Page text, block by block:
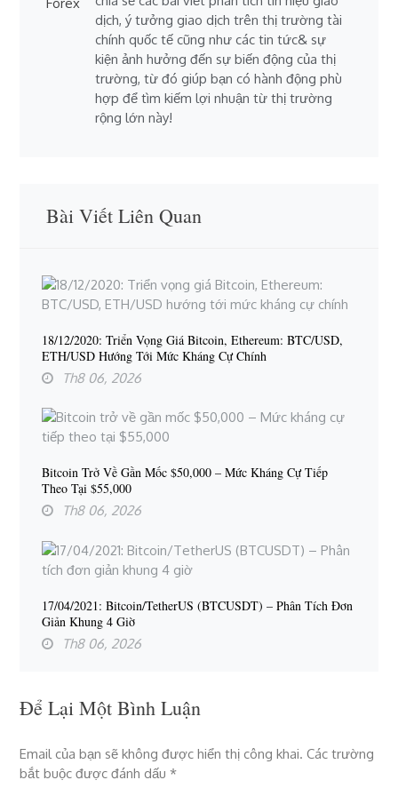
dịch, ý tưởng giao dịch trên thị trường tài
chính quốc tế cũng như các tin tức& sự
kiện ảnh hưởng đến sự biến động của thị
trường, từ đó giúp bạn có hành động phù
hợp để tìm kiếm lợi nhuận từ thị trường
rộng lớn này!
Bài Viết Liên Quan
18/12/2020: Triển Vọng Giá Bitcoin, Ethereum: BTC/USD,
ETH/USD Hướng Tới Mức Kháng Cự Chính
Th8 06, 2026
Bitcoin Trở Về Gần Mốc $50,000 – Mức Kháng Cự Tiếp
Theo Tại $55,000
Th8 06, 2026
17/04/2021: Bitcoin/TetherUS (BTCUSDT) – Phân Tích Đơn
Giản Khung 4 Giờ
Th8 06, 2026
Để Lại Một Bình Luận
Email của bạn sẽ không được hiển thị công khai. Các trường
bắt buộc được đánh dấu*